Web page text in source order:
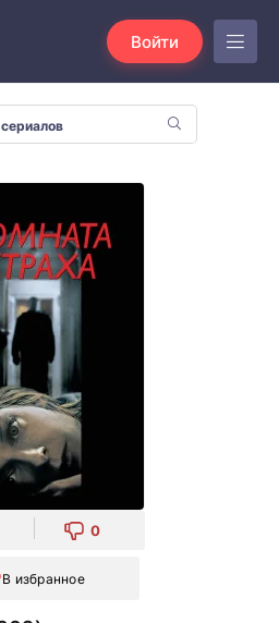
Войти
0
В избранное